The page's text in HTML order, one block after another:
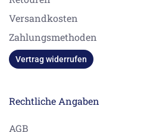
Versandkosten
Zahlungsmethoden
Vertrag widerrufen
Rechtliche Angaben
AGB